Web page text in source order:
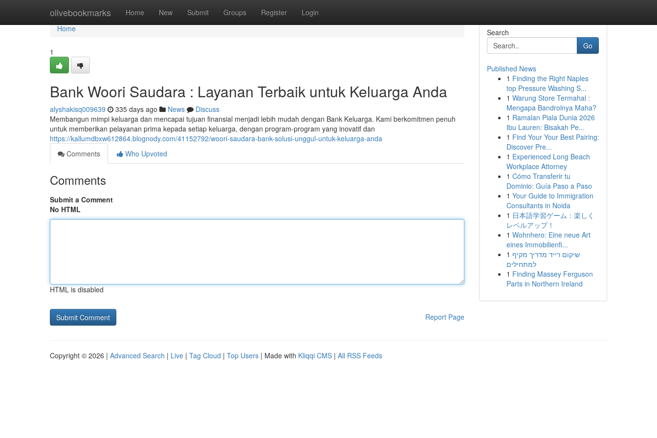
olivebookmarks Home New Submit Groups Register Login
Home
Home
1
Bank Woori Saudara : Layanan Terbaik untuk Keluarga Anda
alyshakisq009639 335 days ago News
Discuss
Membangun mimpi keluarga dan mencapai tujuan finansial menjadi lebih mudah dengan Bank Keluarga. Kami berkomitmen penuh
untuk memberikan pelayanan prima kepada setiap keluarga, dengan program-program yang inovatif dan
https://kallumdbxw612864.blognody.com/41152792/woori-saudara-bank-solusi-unggul-untuk-keluarga-anda
Comments
Who Upvoted
Comments
Submit a Comment
No HTML
HTML is disabled
Report Page
Search
Go
Published News
1 Finding the Right Naples
top Pressure Washing S...
1 Warung Store Termahal :
Mengapa Bandrolnya Maha?
1 Ramalan Piala Dunia 2026
Ibu Lauren: Bisakah Pe...
1 Find Your Your Best Pairing:
Discover Pre...
1 Experienced Long Beach
Workplace Attorney
1 Cómo Transferir tu
Dominio: Guía Paso a Paso
1 Your Guide to Immigration
Consultants in Noida
1 日本語学習ゲーム：楽しく
レベルアップ！
1 Wohnhero: Eine neue Art
eines Immobilienfi...
1 שיקום רייד מדריך מקיף
למתחילים
1 Finding Massey Ferguson
Parts in Northern Ireland
Copyright © 2026 | Advanced Search | Live | Tag Cloud | Top Users | Made with Kliqqi CMS | All RSS Feeds